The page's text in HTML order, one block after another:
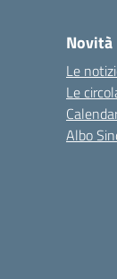
Novità
Le
Le
Albo